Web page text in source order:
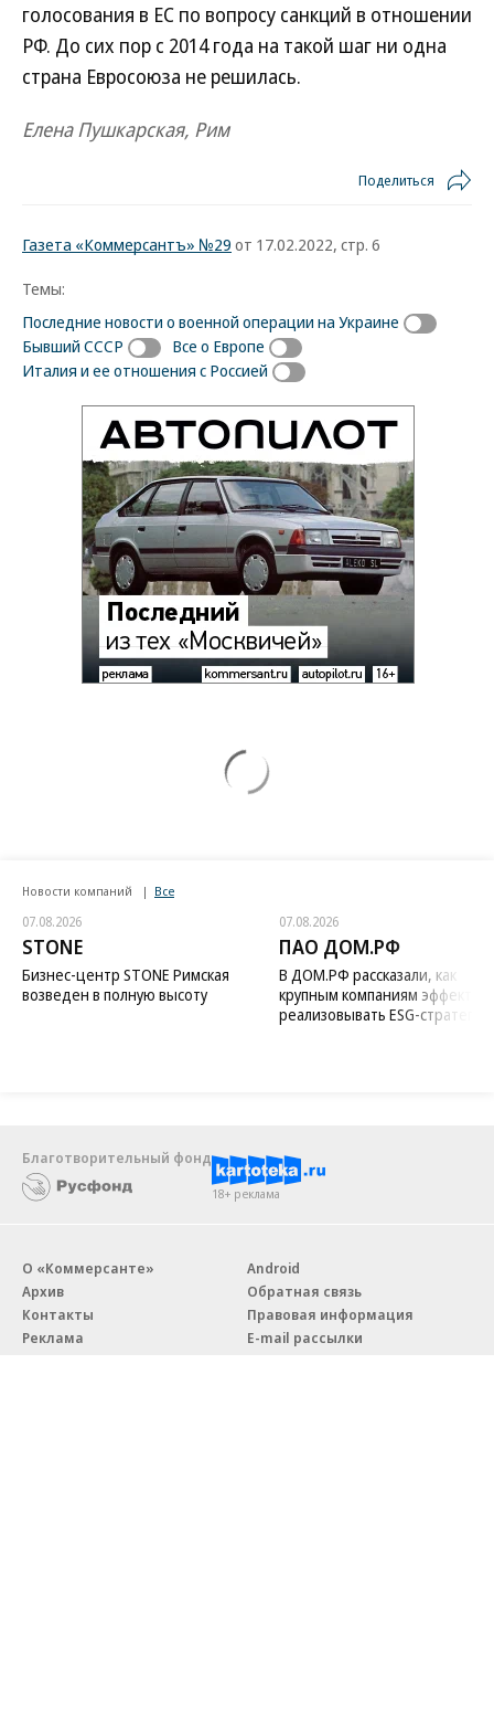
голосования в ЕС по вопросу санкций в отношении
РФ. До сих пор с 2014 года на такой шаг ни одна
страна Евросоюза не решилась.
Елена Пушкарская, Рим
Поделиться
Газета «Коммерсантъ» №29 от 17.02.2022, стр. 6
Темы:
Последние новости о военной операции на Украине
Бывший СССР
Все о Европе
Италия и ее отношения с Россией
Новости компаний Все
07.08.2026
STONE
Бизнес-центр STONE Римская
возведен в полную высоту
07.08.2026
ПАО ДОМ.РФ
В ДОМ.РФ рассказали, как
крупным компаниям
реализовывать ESG-стратегию
Благотворительный фонд
18+ реклама
О «Коммерсанте»
Архив
Контакты
Реклама
Android
Обратная связь
Правовая информация
E-mail рассылки